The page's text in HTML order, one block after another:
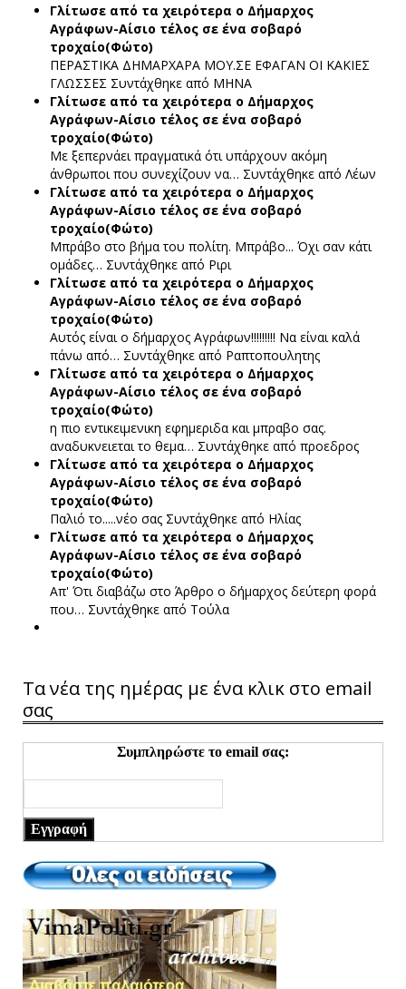
Γλίτωσε από τα χειρότερα ο Δήμαρχος
Αγράφων-Αίσιο τέλος σε ένα σοβαρό
τροχαίο(Φώτο)
ΠΕΡΑΣΤΙΚΑ ΔΗΜΑΡΧΑΡΑ ΜΟΥ.ΣΕ ΕΦΑΓΑΝ ΟΙ ΚΑΚΙΕΣ
ΓΛΩΣΣΕΣ Συντάχθηκε από ΜΗΝΑ
Γλίτωσε από τα χειρότερα ο Δήμαρχος
Αγράφων-Αίσιο τέλος σε ένα σοβαρό
τροχαίο(Φώτο)
Με ξεπερνάει πραγματικά ότι υπάρχουν ακόμη
άνθρωποι που συνεχίζουν να… Συντάχθηκε από Λέων
Γλίτωσε από τα χειρότερα ο Δήμαρχος
Αγράφων-Αίσιο τέλος σε ένα σοβαρό
τροχαίο(Φώτο)
Μπράβο στο βήμα του πολίτη. Μπράβο... Όχι σαν κάτι
ομάδες… Συντάχθηκε από Ριρι
Γλίτωσε από τα χειρότερα ο Δήμαρχος
Αγράφων-Αίσιο τέλος σε ένα σοβαρό
τροχαίο(Φώτο)
Αυτός είναι ο δήμαρχος Αγράφων!!!!!!!!! Να είναι καλά
πάνω από… Συντάχθηκε από Ραπτοπουλητης
Γλίτωσε από τα χειρότερα ο Δήμαρχος
Αγράφων-Αίσιο τέλος σε ένα σοβαρό
τροχαίο(Φώτο)
η πιο εντικειμενικη εφημεριδα και μπραβο σας.
αναδυκνειεται το θεμα… Συντάχθηκε από προεδρος
Γλίτωσε από τα χειρότερα ο Δήμαρχος
Αγράφων-Αίσιο τέλος σε ένα σοβαρό
τροχαίο(Φώτο)
Παλιό το.....νέο σας Συντάχθηκε από Ηλίας
Γλίτωσε από τα χειρότερα ο Δήμαρχος
Αγράφων-Αίσιο τέλος σε ένα σοβαρό
τροχαίο(Φώτο)
Απ' Ότι διαβάζω στο Άρθρο ο δήμαρχος δεύτερη φορά
που… Συντάχθηκε από Τούλα
Τα νέα της ημέρας με ένα κλικ στο email
σας
Συμπληρώστε το email σας:
Εγγραφή